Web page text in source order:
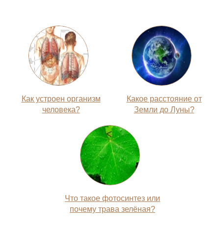
Как устроен организм
человека?
Какое расстояние от
Земли до Луны?
Что такое фотосинтез или
почему трава зелёная?